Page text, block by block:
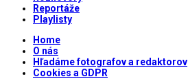
Reportáže
Playlisty
Home
O nás
Hľadáme fotografov a redaktorov
Cookies a GDPR